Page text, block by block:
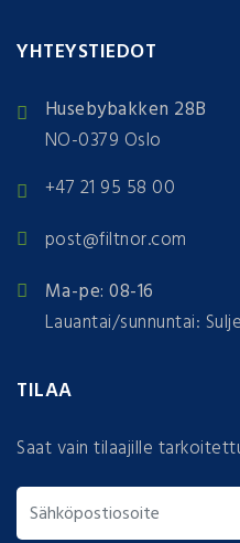
YHTEYSTIEDOT
Husebybakken 28B
NO-0379 Oslo
+47 21 95 58 00
post@filtnor.com
Ma-pe: 08-16
Lauantai/sunnuntai:
TILAA
Saat vain tilaajille